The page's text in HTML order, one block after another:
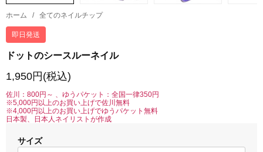
ホーム / 全てのネイルチップ
即日発送
ドットのシースルーネイル
1,950円(税込)
佐川：800円～ 、ゆうパケット：全国一律350円
※5,000円以上のお買い上げで佐川無料
※4,000円以上のお買い上げでゆうパケット無料
日本製、日本人ネイリストが作成
サイズ